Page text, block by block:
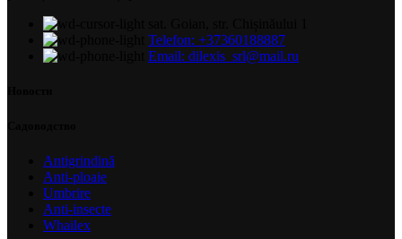
Telefon: +37360188887
Email: dilexis_srl@mail.ru
Antigrindină
Anti-ploaie
Umbrire
Anti-insecte
Whailex